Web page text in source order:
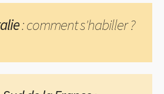
: comment s'habiller ?